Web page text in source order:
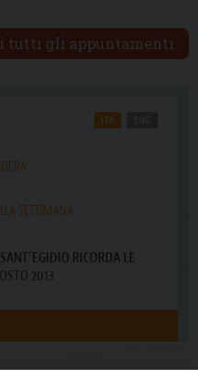
tutti gli appuntamenti